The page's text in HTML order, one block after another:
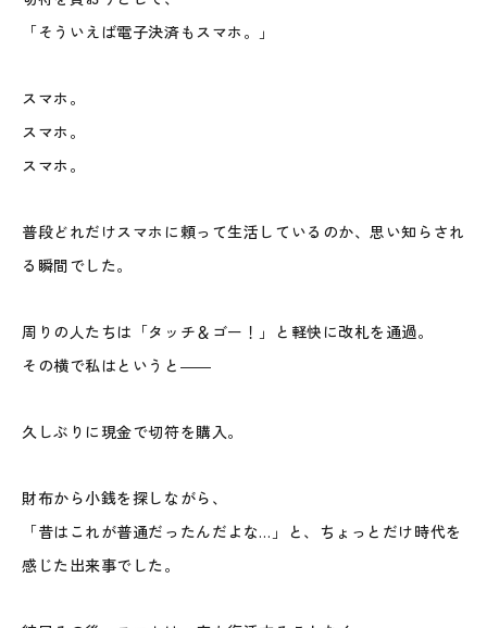
「そういえば電子決済もスマホ。」
スマホ。
スマホ。
スマホ。
普段どれだけスマホに頼って生活しているのか、思い知らされ
る瞬間でした。
周りの人たちは「タッチ＆ゴー！」と軽快に改札を通過。
その横で私はというと――
久しぶりに現金で切符を購入。
財布から小銭を探しながら、
「昔はこれが普通だったんだよな…」と、ちょっとだけ時代を
感じた出来事でした。